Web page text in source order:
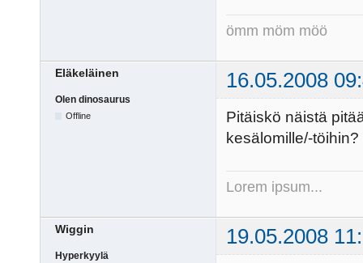
ömm möm möö
Eläkeläinen 16.05.2008
Olen dinosaurus
Offline
Pitäiskö näistä
kesälomille/-töihin?
Lorem ipsum...
Wiggin 19.05.2008
Hyperkyylä